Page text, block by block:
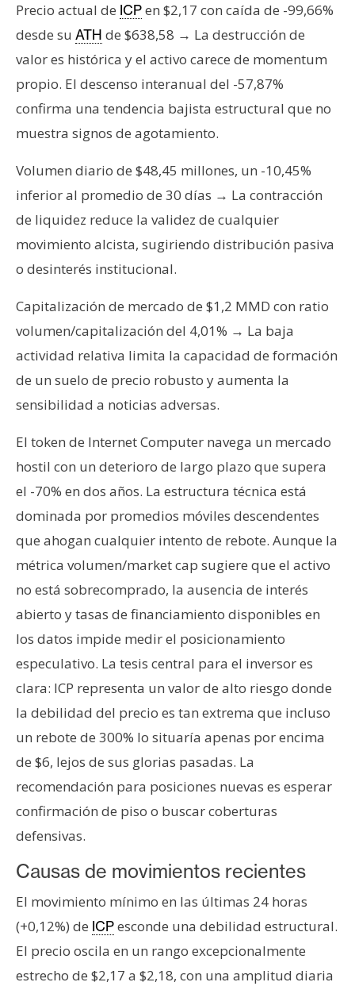
r
e
n
s
e
m
a
e
c
r
s
o
o
n
t
a
c
t
o
y
P
u
b
l
i
c
a
d
Precio actual de ICPen $2,17 con caída de -99,66%
desde su ATH de $638,58 → La destrucción de
valor es histórica y el activo carece de momentum
propio. El descenso interanual del -57,87%
confirma una tendencia bajista estructural que no
muestra signos de agotamiento.
Volumen diario de $48,45 millones, un -10,45%
inferior al promedio de 30 días → La contracción
de liquidez reduce la validez de cualquier
movimiento alcista, sugiriendo distribución pasiva
o desinterés institucional.
Capitalización de mercado de $1,2 MMD con ratio
volumen/capitalización del 4,01% → La baja
actividad relativa limita la capacidad de formación
de un suelo de precio robusto y aumenta la
sensibilidad a noticias adversas.
El token de Internet Computer navega un mercado
hostil con un deterioro de largo plazo que supera
el -70% en dos años. La estructura técnica está
dominada por promedios móviles descendentes
que ahogan cualquier intento de rebote. Aunque la
métrica volumen/market cap sugiere que el activo
no está sobrecomprado, la ausencia de interés
abierto y tasas de financiamiento disponibles en
los datos impide medir el posicionamiento
especulativo. La tesis central para el inversor es
clara: ICP representa un valor de alto riesgo donde
la debilidad del precio es tan extrema que incluso
un rebote de 300% lo situaría apenas por encima
de $6, lejos de sus glorias pasadas. La
recomendación para posiciones nuevas es esperar
confirmación de piso o buscar coberturas
defensivas.
Causas de movimientos recientes
El movimiento mínimo en las últimas 24 horas
(+0,12%) de ICPesconde una debilidad estructural.
El precio oscila en un rango excepcionalmente
estrecho de $2,17 a $2,18, con una amplitud diaria